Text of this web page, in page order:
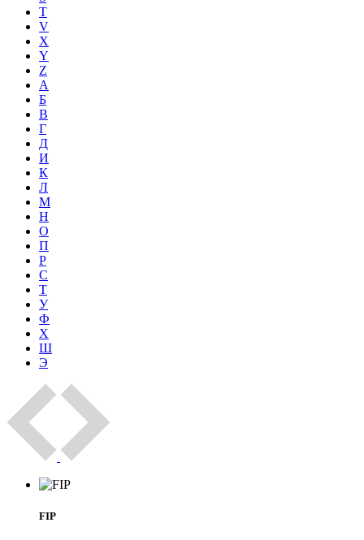
T
V
X
Y
Z
А
Б
В
Г
Д
И
К
Л
М
Н
О
П
Р
С
Т
У
Ф
Х
Ш
Э
FIP